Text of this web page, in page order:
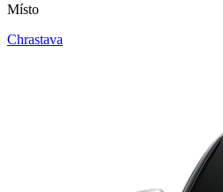
Místo
Chrastava